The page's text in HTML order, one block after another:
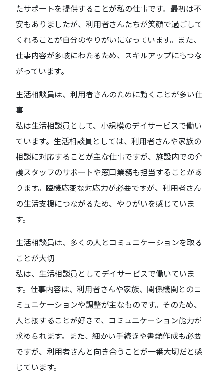
たサポートを提供することが私の仕事です。最初は不
安もありましたが、利用者さんたちが笑顔で過ごして
くれることが自分のやりがいになっています。また、
仕事内容が多岐にわたるため、スキルアップにもつな
がっています。
生活相談員は、利用者さんのために動くことが多い仕
事
私は生活相談員として、小規模のデイサービスで働い
ています。生活相談員としては、利用者さんや家族の
相談に対応することが主な仕事ですが、施設内での介
護スタッフのサポートや窓口業務も担当することがあ
ります。臨機応変な対応力が必要ですが、利用者さん
の生活支援につながるため、やりがいを感じていま
す。
生活相談員は、多くの人とコミュニケーションを取る
ことが大切
私は、生活相談員としてデイサービスで働いていま
す。仕事内容は、利用者さんや家族、関係機関とのコ
ミュニケーションや調整が主なものです。そのため、
人と接することが好きで、コミュニケーション能力が
求められます。また、細かい手続きや書類作成も必要
ですが、利用者さんと向き合うことが一番大切だと感
じています。